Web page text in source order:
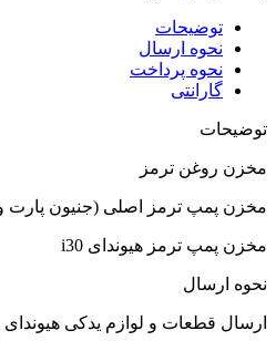
توضیحات
نحوه ارسال
نحوه پرداخت
گارانتی
توضیحات
مخزن روغن ترمز
مخزن پمپ ترمز اصلی (جنیون پارت
مخزن پمپ ترمز هیوندای i30
نحوه ارسال
ارسال قطعات و لوازم یدکی